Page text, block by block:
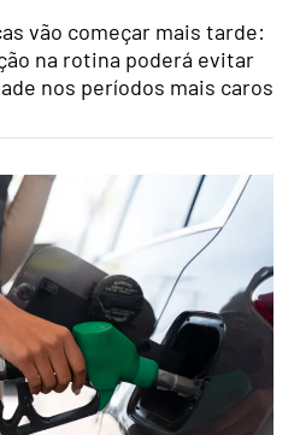
vão começar mais tarde:
na rotina poderá evitar
nos períodos mais caros